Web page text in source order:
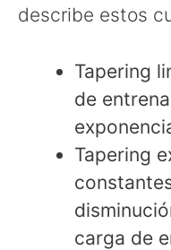
describe estos
Tapering
de
Tapering
carga de